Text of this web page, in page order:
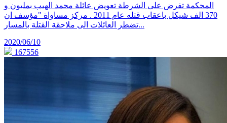
المحكمة تفرض على الشرطة تعويض عائلة محمد الهيب بمليون و
370 الف شيكل باعقاب قتله عام 2011 . مركز مساواة "مؤسف ان
تضطر العائلات الى ملاحقة القتلة بالمسار...
2020/06/10
167556